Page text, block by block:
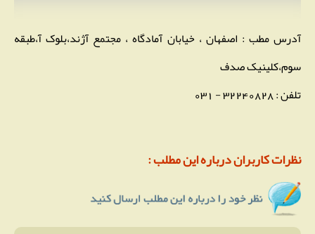
آدرس مطب : اصفهان ، خیابان آمادگاه ، مجتمع آژند،بلوک آ،طبقه
سوم،کلینیک صدف
تلفن : 32240828 - 031
نظرات کاربران درباره این مطلب :